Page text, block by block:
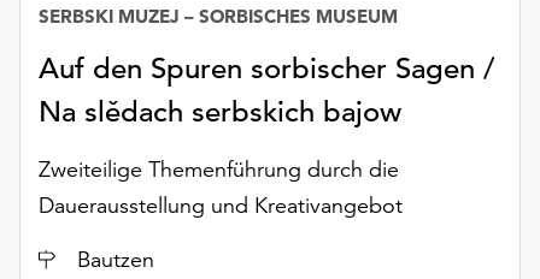
die
Cookies
anpassen,
erreichen
die
Einstellungen
die
Auf den Spuren sorbischer Sagen /
Na slědach serbskich bajow
SERBSKI MUZEJ – SORBISCHES MUSEUM
Zweiteilige Themenführung durch die
Dauerausstellung und Kreativangebot
Ort
Bautzen